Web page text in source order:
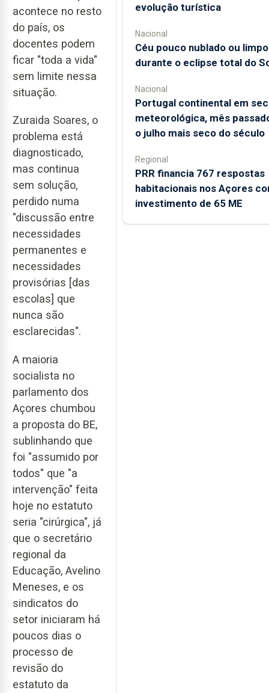
acontece no resto
do país, os
docentes podem
ficar "toda a vida"
sem limite nessa
situação.
Zuraida Soares, o
problema está
diagnosticado,
mas continua
sem solução,
perdido numa
"discussão entre
necessidades
permanentes e
necessidades
provisórias [das
escolas] que
nunca são
esclarecidas".
A maioria
socialista no
parlamento dos
Açores chumbou
a proposta do BE,
sublinhando que
foi "assumido por
todos" que "a
intervenção" feita
hoje no estatuto
seria "cirúrgica", já
que o secretário
regional da
Educação, Avelino
Meneses, e os
sindicatos do
setor iniciaram há
poucos dias o
processo de
revisão do
estatuto da
evolução turística
Nacional
Céu pouco nublado ou limpo
durante o eclipse total do
Nacional
Portugal continental em
meteorológica, mês
o julho mais seco do século
Regional
PRR financia 767 respostas
habitacionais nos Açores
investimento de 65 ME